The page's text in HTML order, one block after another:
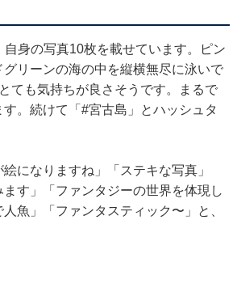
身の写真10枚を載せています。ピン
リーンの海の中を縦横無尽に泳いで
ても気持ちが良さそうです。まるで
。続けて「#宮古島」とハッシュタ
になりますね」「ステキな写真」
す」「ファンタジーの世界を体現し
魚」「ファンタスティック〜」と、